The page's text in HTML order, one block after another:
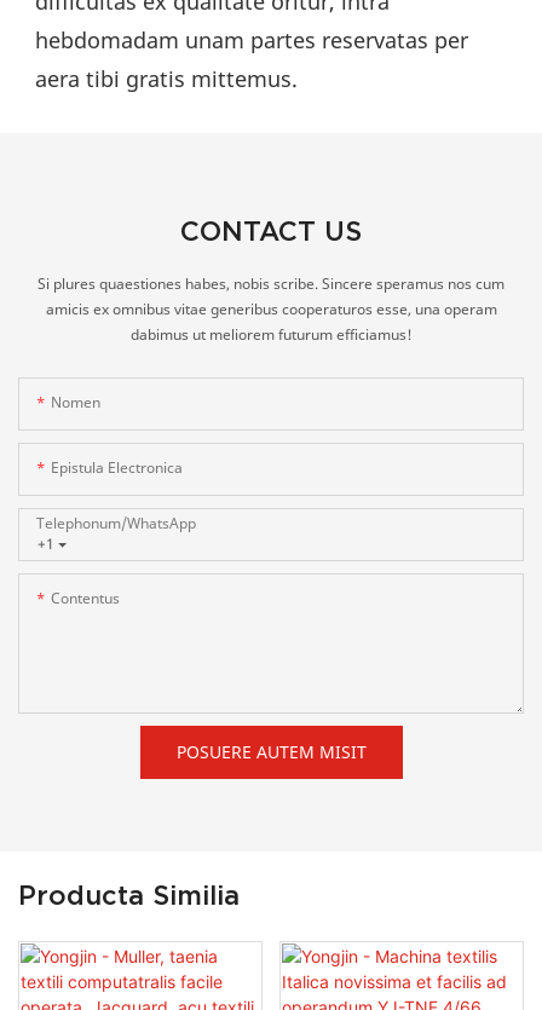
hebdomadam unam partes reservatas per
aera tibi gratis mittemus.
CONTACT US
Si plures quaestiones habes, nobis scribe. Sincere speramus nos cum
amicis ex omnibus vitae generibus cooperaturos esse, una operam
dabimus ut meliorem futurum efficiamus!
Nomen
Epistula Electronica
+1
Telephonum/WhatsApp
Contentus
POSUERE AUTEM MISIT
Producta Similia